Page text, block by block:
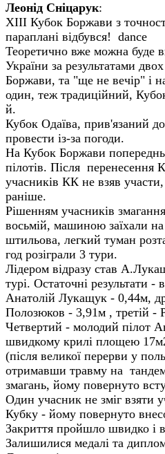
Леонід Сніцарук:
ХІІІ Кубок Боржави з
параплані відбувся! dance
Теоретично вже можна буде
України за результатами
Боржави, та "ще не вечір" і
один, теж традиційний,
й.
Кубок Одаїва, прив'язаний
провести із-за погоди.
На Кубок Боржави
пілотів. Після перенесення
учасників КК не взяв
раніше.
Рішенням учасників
восьмій, машиною заїхали
штильова, легкий туман
год розіграли 3 тури.
Лідером відразу став
турі. Остаточні результати -
Анатолій Лукащук - 0,44м,
Полозюков - 3,91м , третій -
Четвертий - молодий пілот
швидкому крилі площею
(після великої перерви у
отримавши травму на
змагань, йому повернуто
Один учасник не зміг взяти
Кубку - йому повернуто
Закриття пройшло швидко і
Залишилися медалі та